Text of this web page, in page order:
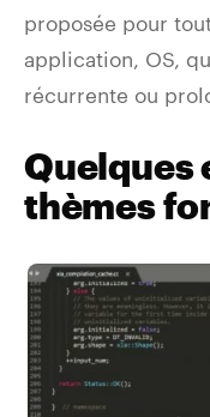
proposée pour
application, OS,
récurrente ou
Quelques
thèmes